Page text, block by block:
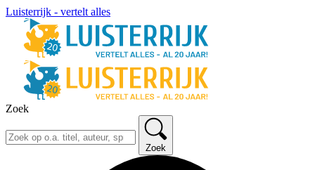
Luisterrijk - vertelt alles
Zoek
Zoek